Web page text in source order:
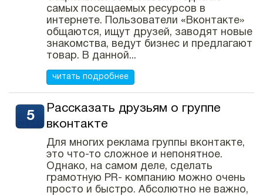
самых посещаемых ресурсов в
интернете. Пользователи «Вконтакте»
общаются, ищут друзей, заводят новые
знакомства, ведут бизнес и предлагают
товар. В данной...
читать подробнее
Рассказать друзьям о группе
вконтакте
Для многих реклама группы вконтакте,
это что-то сложное и непонятное.
Однако, на самом деле, сделать
грамотную PR- компанию можно очень
просто и быстро. Абсолютно не важно,